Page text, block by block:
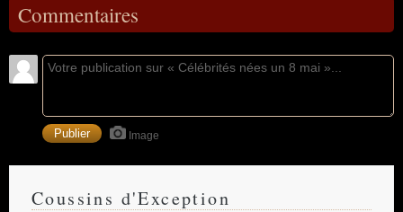
Commentaires
Image
Coussins d'Exception